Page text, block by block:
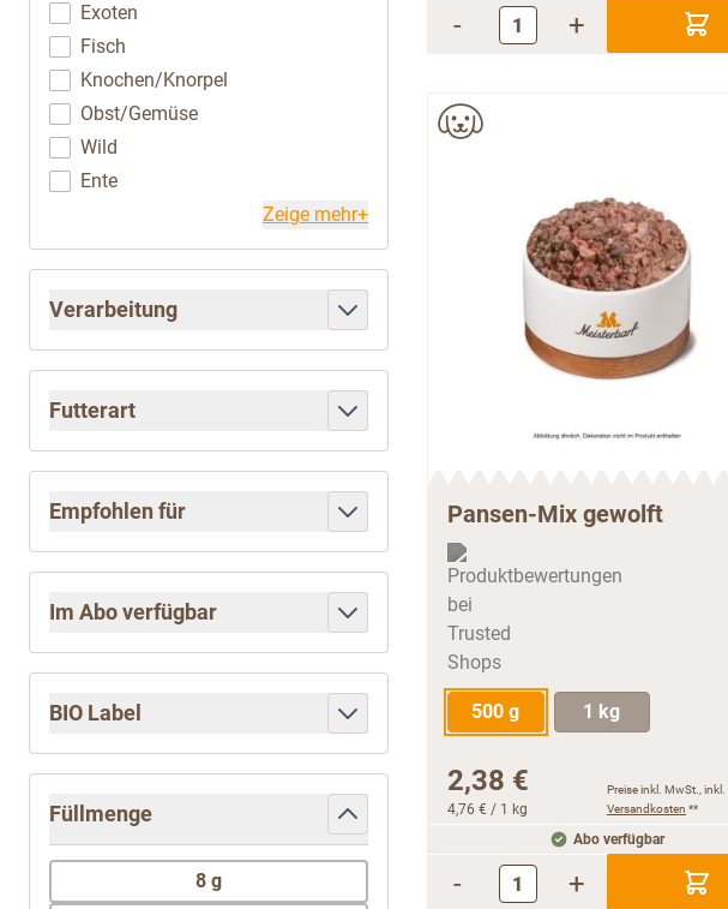
Exoten
Fisch
Knochen/Knorpel
Obst/Gemüse
Wild
Ente
Zeige mehr+
Verarbeitung
Futterart
Empfohlen für
Im Abo verfügbar
BIO Label
Füllmenge
filter
8 g
- +
Pansen-Mix gewolft
500 g 1 kg
2,38 €
4,76 € / 1 kg
Preise inkl. MwSt., inkl.
Versandkosten **
Abo verfügbar
- +